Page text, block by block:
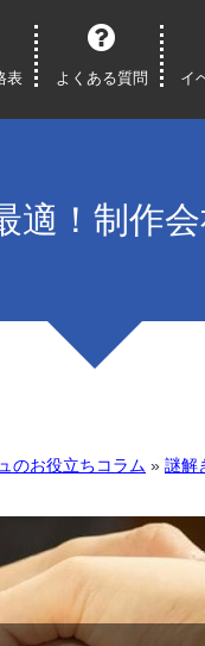
表 よくある質問 イ
適！制作
のお役立ちコラム » 謎解